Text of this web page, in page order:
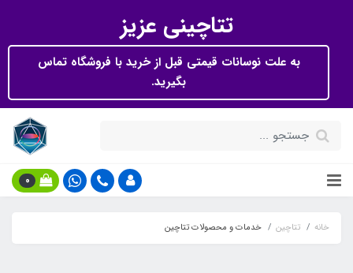
تتاچینی عزیز
به علت نوسانات قیمتی قبل از خرید با فروشگاه تماس
بگیرید.
0
خانه تتاچین خدمات و محصولات تتاچین